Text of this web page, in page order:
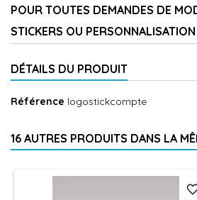
POUR TOUTES DEMANDES DE
STICKERS OU PERSONNALISATION
DÉTAILS DU PRODUIT
Référence logostickcompte
16 AUTRES PRODUITS DANS LA